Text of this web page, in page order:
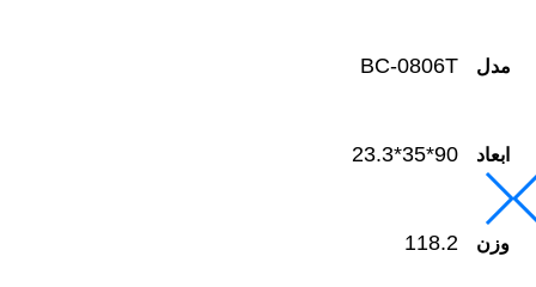
مدل BC-0806T
ابعاد 90*35*23.3
وزن 118.2